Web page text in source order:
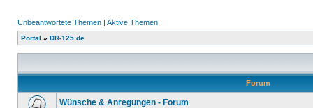
Unbeantwortete Themen | Aktive Themen
Portal » DR-125.de
Forum
Wünsche & Anregungen - Forum